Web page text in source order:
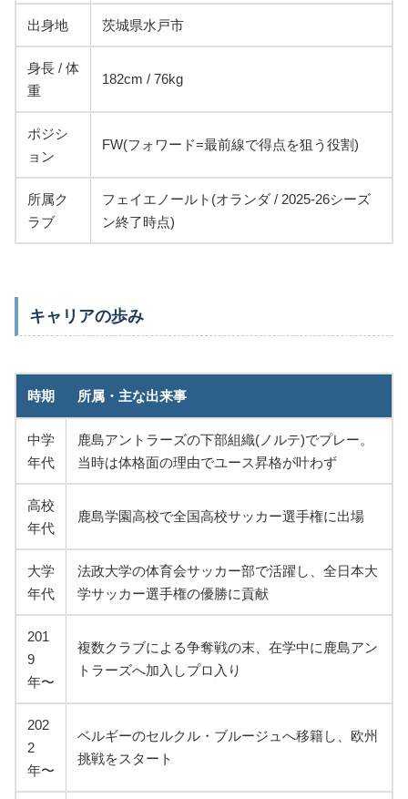
出身地 茨城県水戸市
身長 / 体
重
182cm / 76kg
ポジシ
ョン
FW(フォワード=最前線で得点を狙う役割)
所属ク
ラブ
フェイエノールト(オランダ / 2025-26シーズ
ン終了時点)
キャリアの歩み
時期 所属・主な出来事
中学
年代
鹿島アントラーズの下部組織(ノルテ)でプレー。
当時は体格面の理由でユース昇格が叶わず
高校
年代
鹿島学園高校で全国高校サッカー選手権に出場
大学
年代
法政大学の体育会サッカー部で活躍し、全日本大
学サッカー選手権の優勝に貢献
201
9
年〜
複数クラブによる争奪戦の末、在学中に鹿島アン
トラーズへ加入しプロ入り
202
2
年〜
ベルギーのセルクル・ブルージュへ移籍し、欧州
挑戦をスタート